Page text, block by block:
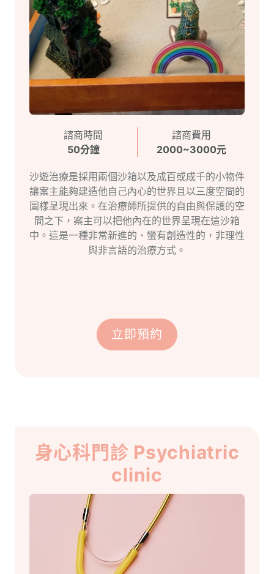
諮商時間
50分鐘
諮商費用
2000~3000元
沙遊治療是採用兩個沙箱以及成百或成千的小物件
讓案主能夠建造他自己內心的世界且以三度空間的
圖樣呈現出來。在治療師所提供的自由與保護的空
間之下，案主可以把他內在的世界呈現在這沙箱
中。這是一種非常新進的、蠻有創造性的，非理性
與非言語的治療方式。
立即預約
身心科門診 Psychiatric
clinic